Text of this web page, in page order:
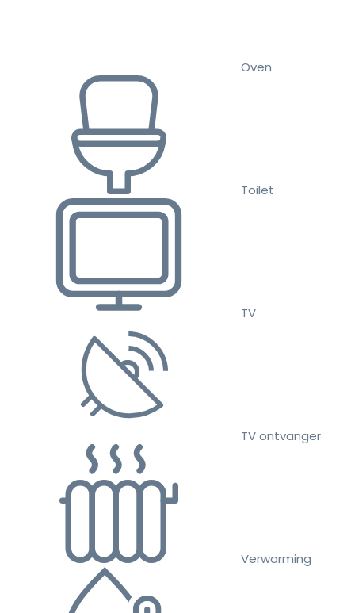
Oven
Toilet
TV
TV ontvanger
Verwarming